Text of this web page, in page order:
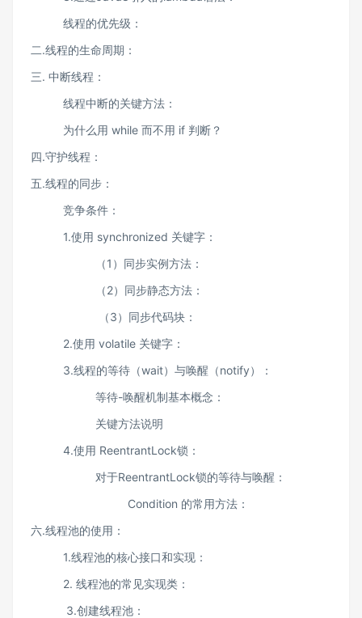
线程的优先级：
二.线程的生命周期：
三. 中断线程：
线程中断的关键方法：
为什么用 while 而不用 if 判断？
四.守护线程：
五.线程的同步：
竞争条件：
1.使用 synchronized 关键字：
（1）同步实例方法：
（2）同步静态方法：
（3）同步代码块：
2.使用 volatile 关键字：
3.线程的等待（wait）与唤醒（notify）：
等待-唤醒机制基本概念：
关键方法说明
4.使用 ReentrantLock锁：
对于ReentrantLock锁的等待与唤醒：
Condition 的常用方法：
六.线程池的使用：
1.线程池的核心接口和实现：
2. 线程池的常见实现类：
3.创建线程池：